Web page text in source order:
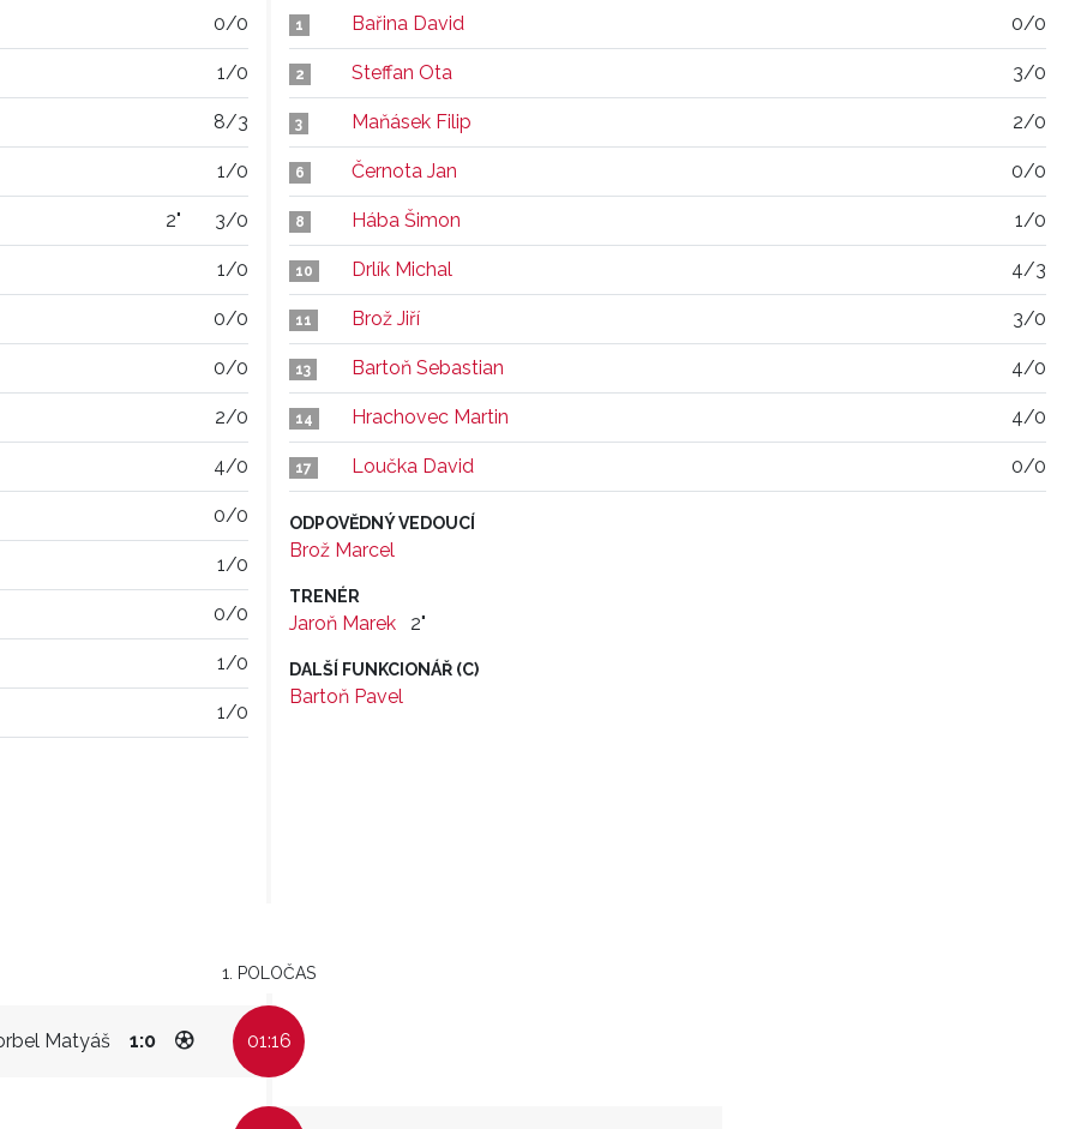
0/0
1/0
8/3
1/0
2" 3/0
1/0
0/0
0/0
2/0
4/0
0/0
1/0
0/0
1/0
1/0
1 Bařina David 0/0
2 Steffan Ota 3/0
3 Maňásek Filip 2/0
6 Černota Jan 0/0
8 Hába Šimon 1/0
10 Drlík Michal 4/3
11 Brož Jiří 3/0
13 Bartoň Sebastian 4/0
14 Hrachovec Martin 4/0
17 Loučka David 0/0
ODPOVĚDNÝ VEDOUCÍ
Brož Marcel
TRENÉR
Jaroň Marek 2"
DALŠÍ FUNKCIONÁŘ (C)
Bartoň Pavel
1. POLOČAS
Matyáš 1:0 01:16